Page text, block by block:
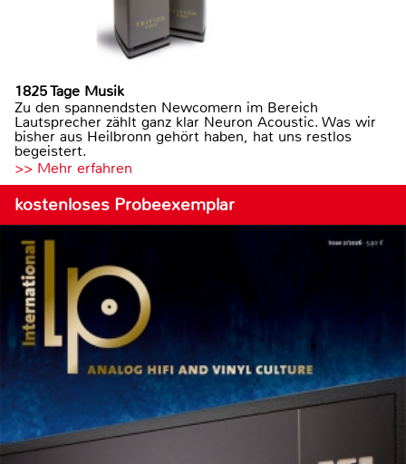
1825 Tage Musik
Zu den spannendsten Newcomern im Bereich
Lautsprecher zählt ganz klar Neuron Acoustic. Was wir
bisher aus Heilbronn gehört haben, hat uns restlos
begeistert.
>> Mehr erfahren
kostenloses Probeexemplar